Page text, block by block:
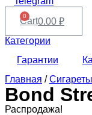
0.00 ₽
0
Cart
Категории
Гарантии
Главная /Сигареты
Bond
Распродажа!